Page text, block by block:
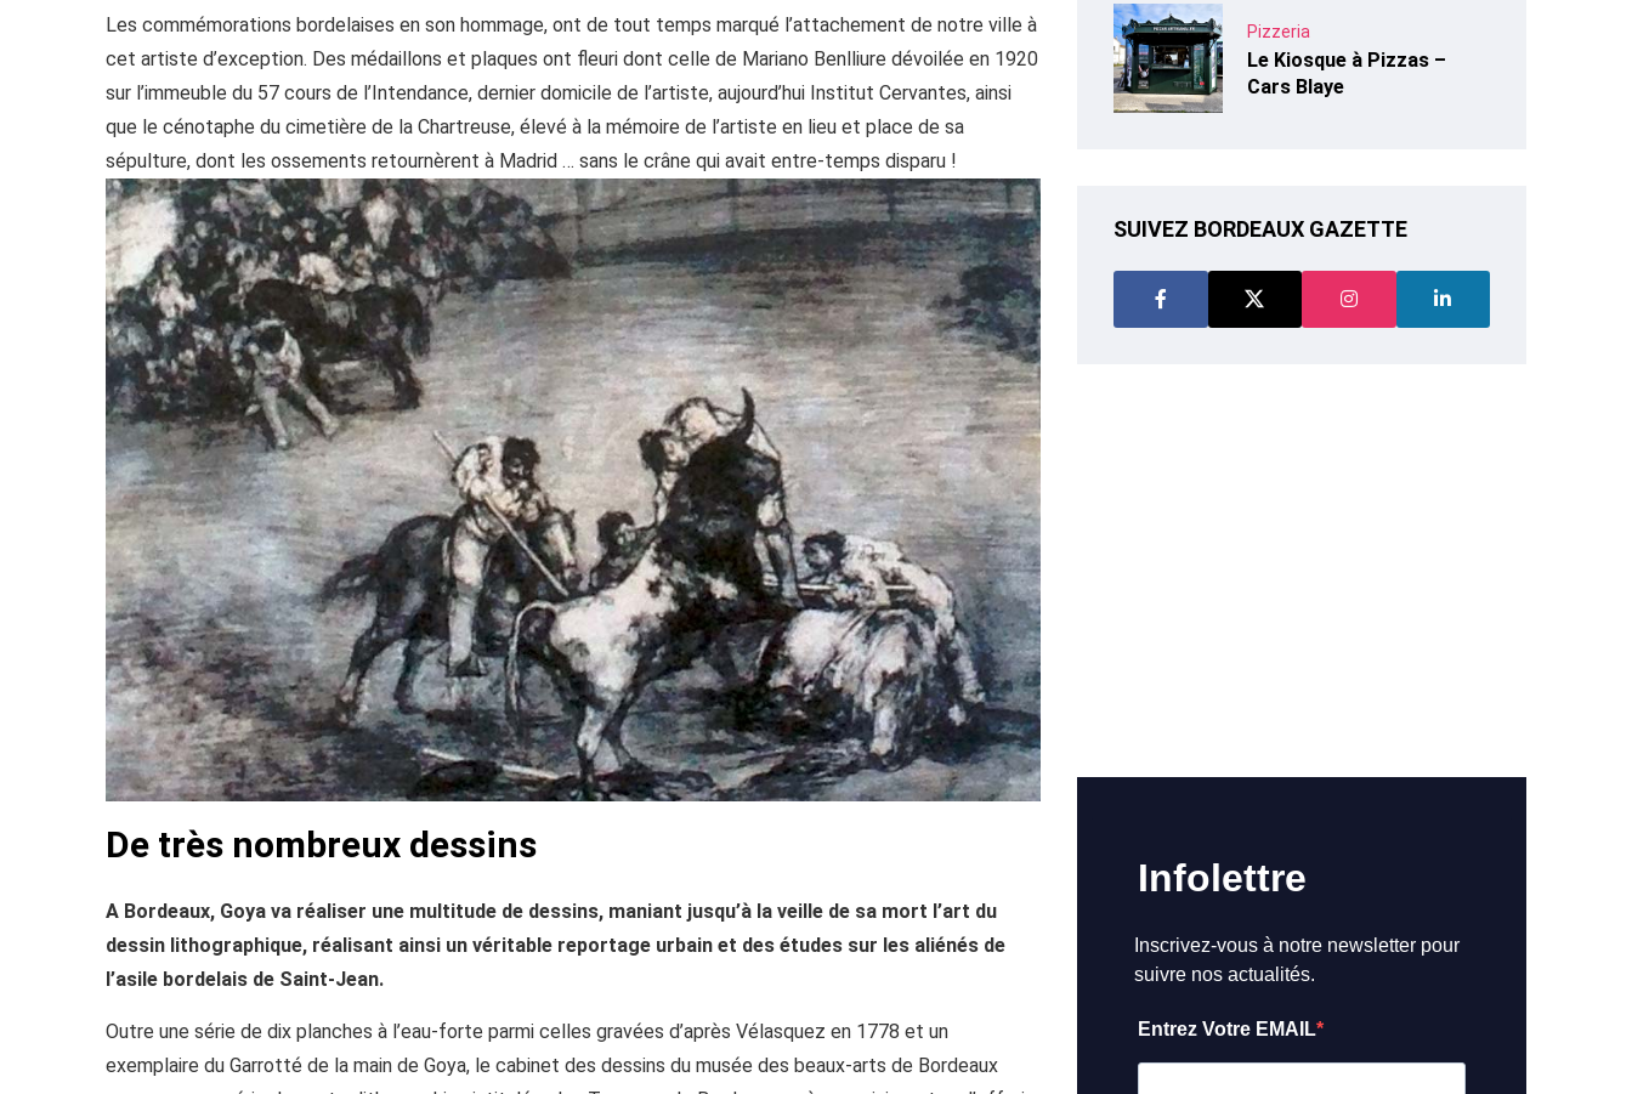
Les commémorations bordelaises en son hommage, ont de tout temps marqué l’attachement de notre ville à
cet artiste d’exception. Des médaillons et plaques ont fleuri dont celle de Mariano Benlliure dévoilée en 1920
sur l’immeuble du 57 cours de l’Intendance, dernier domicile de l’artiste, aujourd’hui Institut Cervantes, ainsi
que le cénotaphe du cimetière de la Chartreuse, élevé à la mémoire de l’artiste en lieu et place de sa
sépulture, dont les ossements retournèrent à Madrid … sans le crâne qui avait entre-temps disparu !
De très nombreux dessins
A Bordeaux, Goya va réaliser une multitude de dessins, maniant jusqu’à la veille de sa mort l’art du
dessin lithographique, réalisant ainsi un véritable reportage urbain et des études sur les aliénés de
l’asile bordelais de Saint-Jean.
Outre une série de dix planches à l’eau-forte parmi celles gravées d’après Vélasquez en 1778 et un
exemplaire du Garrotté de la main de Goya, le cabinet des dessins du musée des beaux-arts de Bordeaux
Pizzeria
Le Kiosque à Pizzas –
Cars Blaye
SUIVEZ BORDEAUX GAZETTE
Infolettre
Inscrivez-vous à notre newsletter pour
suivre nos actualités.
Entrez Votre EMAIL